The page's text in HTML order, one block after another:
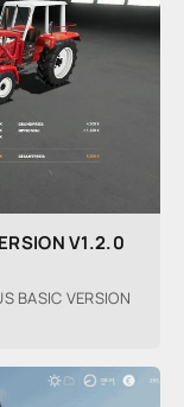
V1.2.0
BASIC VERSION